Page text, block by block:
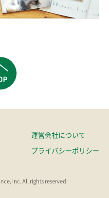
運営会社について
プライバシーポリシー
Inc. All rights reserved.